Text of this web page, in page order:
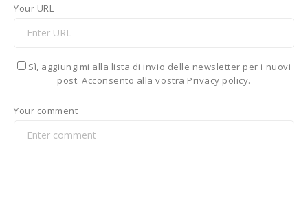
Your URL
Sì, aggiungimi alla lista di invio delle newsletter per i nuovi
post. Acconsento alla vostra Privacy policy.
Your comment